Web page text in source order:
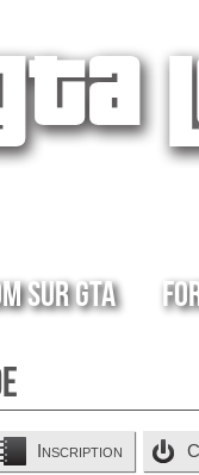
sur GTA
Inscription